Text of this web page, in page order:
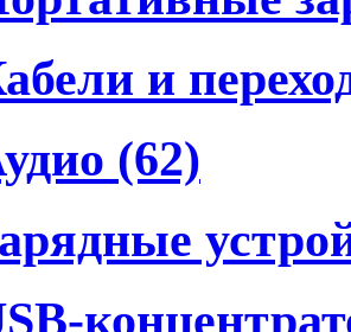
и
(62)